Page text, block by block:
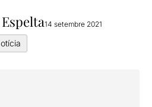
14 setembre 2021